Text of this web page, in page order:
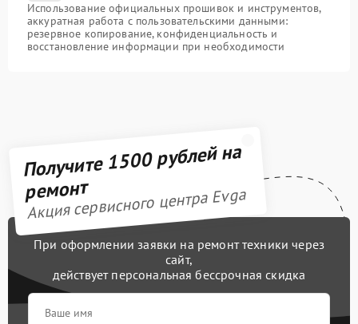
Использование официальных прошивок и инструментов,
аккуратная работа с пользовательскими данными:
резервное копирование, конфиденциальность и
восстановление информации при необходимости
Получите 1500 рублей на
ремонт
Акция сервисного центра Evga
При оформлении заявки на ремонт техники через
сайт,
действует персональная бессрочная скидка